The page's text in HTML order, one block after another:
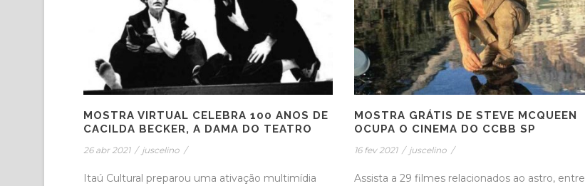
MOSTRA VIRTUAL CELEBRA 100 ANOS DE
CACILDA BECKER, A DAMA DO TEATRO
26 abr 2021 / juscelino /
Itaú Cultural preparou uma ativação multimídia
MOSTRA GRÁTIS DE STEVE MCQUEEN
OCUPA O CINEMA DO CCBB SP
16 fev 2021 / juscelino /
Assista a 29 filmes relacionados ao astro, entre